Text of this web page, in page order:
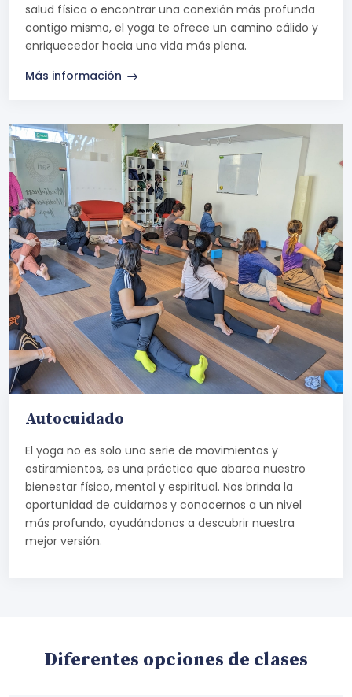
salud física o encontrar una conexión más profunda
contigo mismo, el yoga te ofrece un camino cálido y
enriquecedor hacia una vida más plena.
Más información
Autocuidado
El yoga no es solo una serie de movimientos y
estiramientos, es una práctica que abarca nuestro
bienestar físico, mental y espiritual. Nos brinda la
oportunidad de cuidarnos y conocernos a un nivel
más profundo, ayudándonos a descubrir nuestra
mejor versión.
Diferentes opciones de clases